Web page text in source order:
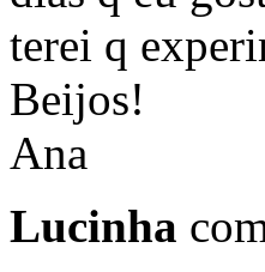
terei q
Beijos!
Ana
Lucinha